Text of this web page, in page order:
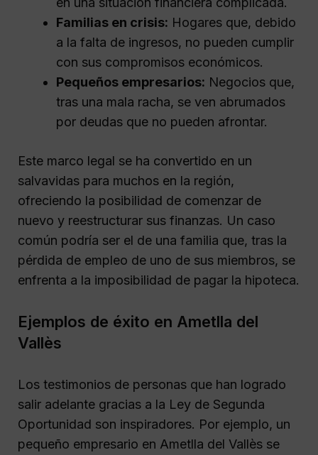
Familias en crisis: Hogares que, debido
a la falta de ingresos, no pueden cumplir
con sus compromisos económicos.
Pequeños empresarios: Negocios que,
tras una mala racha, se ven abrumados
por deudas que no pueden afrontar.
Este marco legal se ha convertido en un
salvavidas para muchos en la región,
ofreciendo la posibilidad de comenzar de
nuevo y reestructurar sus finanzas. Un caso
común podría ser el de una familia que, tras la
pérdida de empleo de uno de sus miembros, se
enfrenta a la imposibilidad de pagar la hipoteca.
Ejemplos de éxito en Ametlla del
Vallès
Los testimonios de personas que han logrado
salir adelante gracias a la Ley de Segunda
Oportunidad son inspiradores. Por ejemplo, un
pequeño empresario en Ametlla del Vallès se